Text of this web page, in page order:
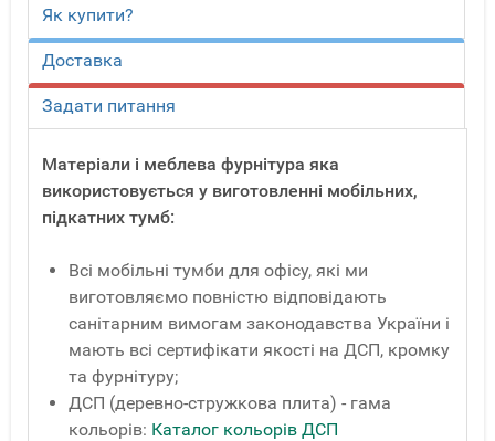
Як купити?
Доставка
Задати питання
Матеріали і меблева фурнітура яка
використовується у виготовленні мобільних,
підкатних тумб:
Всі мобільні тумби для офісу, які ми
виготовляємо повністю відповідають
санітарним вимогам законодавства України і
мають всі сертифікати якості на ДСП, кромку
та фурнітуру;
ДСП (деревно-стружкова плита) - гама
кольорів: Каталог кольорів ДСП